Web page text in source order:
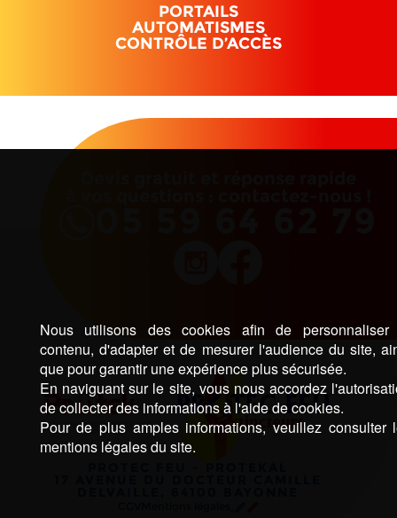
PORTAILS
AUTOMATISMES
CONTRÔLE D’ACCÈS
Nous utilisons des cookies afin de
contenu, d'adapter et de mesurer l'audience du site,
que pour garantir une expérience plus sécurisée.
En naviguant sur le site, vous nous accordez
de collecter des informations à l'aide de cookies.
Pour de plus amples informations, veuillez consulter
mentions légales du site.